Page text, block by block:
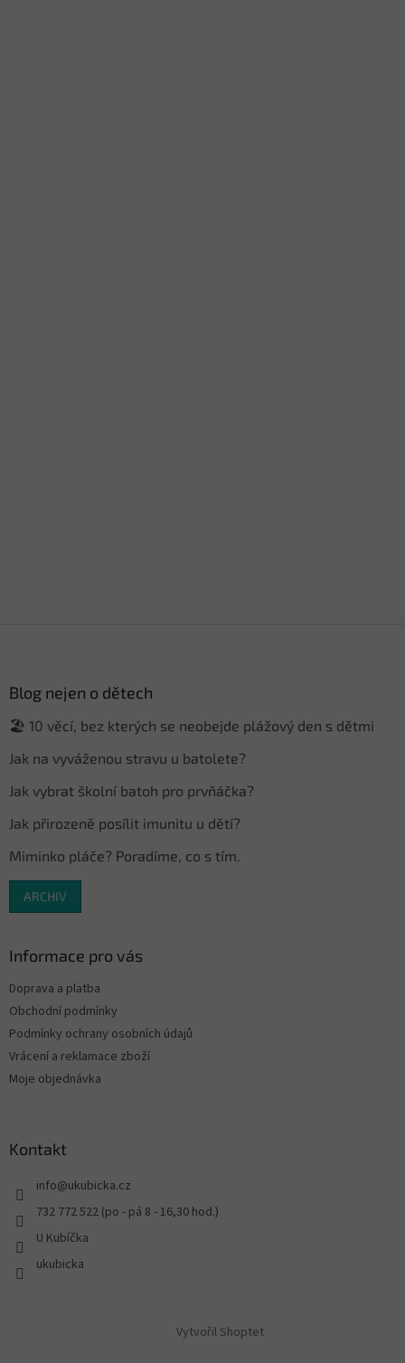
Blog nejen o dětech
🏖️ 10 věcí, bez kterých se neobejde plážový den s dětmi
Jak na vyváženou stravu u batolete?
Jak vybrat školní batoh pro prvňáčka?
Jak přirozeně posílit imunitu u dětí?
Miminko pláče? Poradíme, co s tím.
ARCHIV
Informace pro vás
Doprava a platba
Obchodní podmínky
Podmínky ochrany osobních údajů
Vrácení a reklamace zboží
Moje objednávka
Kontakt
info@ukubicka.cz
732 772 522 (po - pá 8 - 16,30 hod.)
U Kubíčka
ukubicka
Vytvořil Shoptet